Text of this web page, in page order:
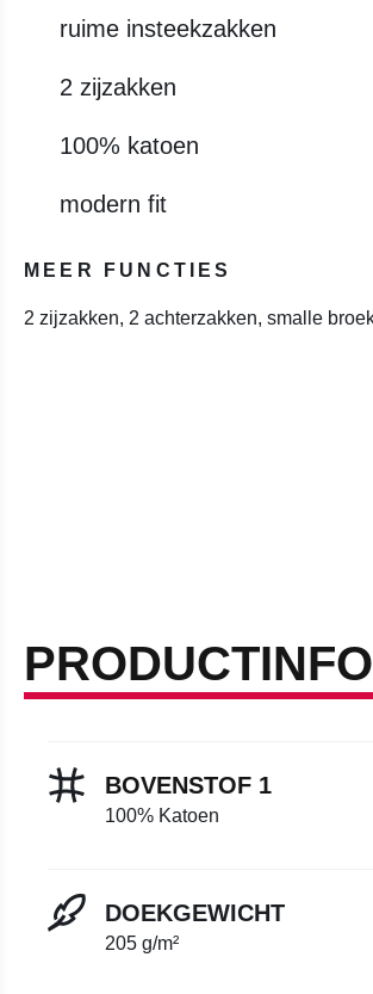
ruime insteekzakken
2 zijzakken
100% katoen
modern fit
MEER FUNCTIES
2 zijzakken, 2 achterzakken, smalle
BOVENSTOF 1
100% Katoen
DOEKGEWICHT
205 g/m²